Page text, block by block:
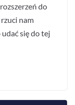
do
nam
się do tej